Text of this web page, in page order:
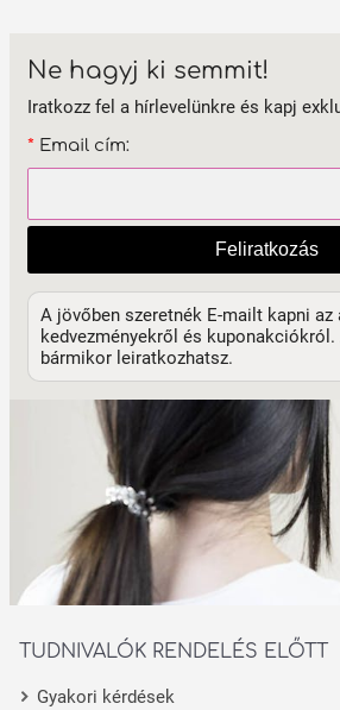
Ne hagyj ki semmit!
Iratkozz fel a hírlevelünkre és kapj
* Email cím:
Feliratkozás
A jövőben szeretnék E-mailt kapni
kedvezményekről és kuponakciókról.
bármikor leiratkozhatsz.
TUDNIVALÓK RENDELÉS ELŐTT
Gyakori kérdések